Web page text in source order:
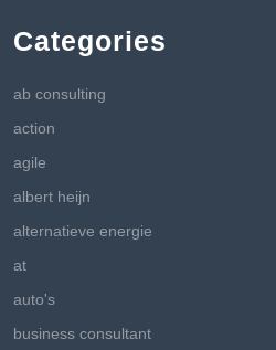
Categories
ab consulting
action
agile
albert heijn
alternatieve energie
at
auto's
business consultant